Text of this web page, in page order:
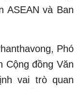
ASEAN và Ban
Phó
Cộng đồng Văn
vai trò quan